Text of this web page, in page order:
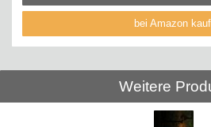
bei Amazon
Weitere